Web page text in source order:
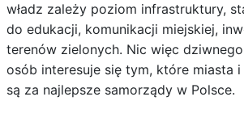
władz zależy poziom infrastruktury,
do edukacji, komunikacji miejskiej,
terenów zielonych. Nic więc
osób interesuje się tym, które miasta
są za najlepsze samorządy w Polsce.